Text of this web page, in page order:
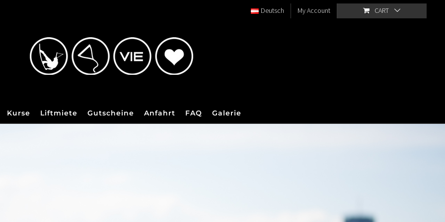
Deutsch My Account CART
Kurse Liftmiete Gutscheine Anfahrt FAQ Galerie